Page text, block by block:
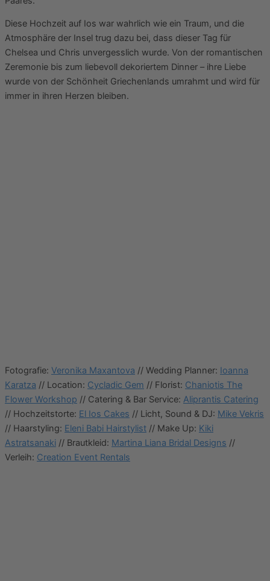
Diese Hochzeit auf Ios war wahrlich wie ein Traum, und die
Atmosphäre der Insel trug dazu bei, dass dieser Tag für
Chelsea und Chris unvergesslich wurde. Von der romantischen
Zeremonie bis zum liebevoll dekoriertem Dinner – ihre Liebe
wurde von der Schönheit Griechenlands umrahmt und wird für
immer in ihren Herzen bleiben.
Fotografie: Veronika Maxantova // Wedding Planner: Ioanna
Karatza // Location: Cycladic Gem // Florist: Chaniotis The
Flower Workshop // Catering & Bar Service: Aliprantis Catering
// Hochzeitstorte: El Ios Cakes // Licht, Sound & DJ: Mike Vekris
// Haarstyling: Eleni Babi Hairstylist // Make Up: Kiki
Astratsanaki // Brautkleid: Martina Liana Bridal Designs //
Verleih: Creation Event Rentals